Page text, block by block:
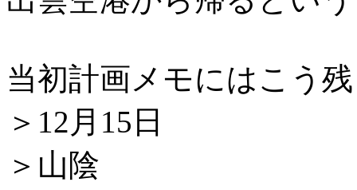
当初計画メモにはこう
＞12月15日
＞山陰